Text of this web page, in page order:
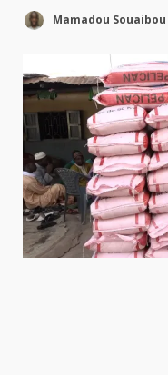
Mamadou Souaibou